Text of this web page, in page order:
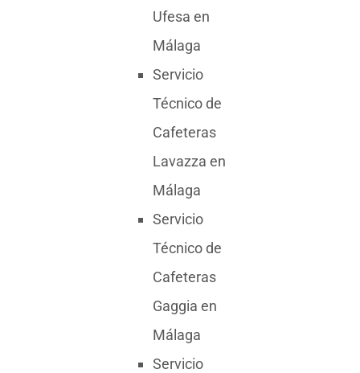
Ufesa en
Málaga
Servicio
Técnico de
Cafeteras
Lavazza en
Málaga
Servicio
Técnico de
Cafeteras
Gaggia en
Málaga
Servicio